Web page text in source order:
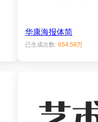
华康海报体简
已生成次数: 654.58万